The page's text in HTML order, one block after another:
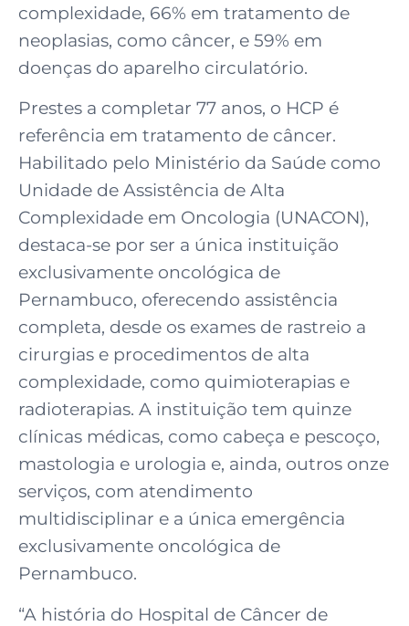
complexidade, 66% em tratamento de
neoplasias, como câncer, e 59% em
doenças do aparelho circulatório.
Prestes a completar 77 anos, o HCP é
referência em tratamento de câncer.
Habilitado pelo Ministério da Saúde como
Unidade de Assistência de Alta
Complexidade em Oncologia (UNACON),
destaca-se por ser a única instituição
exclusivamente oncológica de
Pernambuco, oferecendo assistência
completa, desde os exames de rastreio a
cirurgias e procedimentos de alta
complexidade, como quimioterapias e
radioterapias. A instituição tem quinze
clínicas médicas, como cabeça e pescoço,
mastologia e urologia e, ainda, outros onze
serviços, com atendimento
multidisciplinar e a única emergência
exclusivamente oncológica de
Pernambuco.
“A história do Hospital de Câncer de